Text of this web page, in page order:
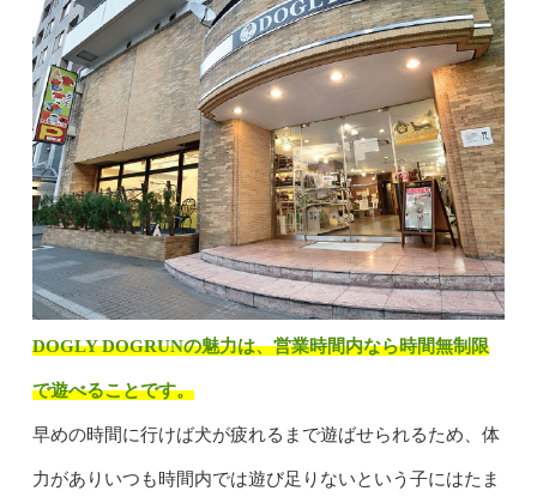
DOGLY DOGRUNの魅力は、営業時間内なら時間無制限
で遊べることです。
早めの時間に行けば犬が疲れるまで遊ばせられるため、体
力がありいつも時間内では遊び足りないという子にはたま